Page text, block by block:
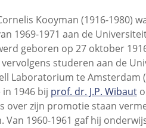
Kooyman (1916-1980)
1969-1971 aan de
geboren op 27 oktober
studeren aan de
Laboratorium te Amsterdam
1946 bij prof. dr. J.P. Wibaut
over zijn promotie staan
1960-1961 gaf hij